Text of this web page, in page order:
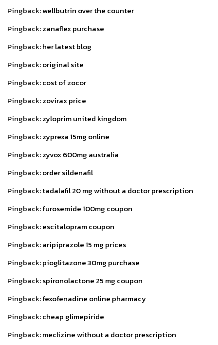
Pingback:wellbutrin over the counter
Pingback:zanaflex purchase
Pingback:her latest blog
Pingback:original site
Pingback:cost of zocor
Pingback:zovirax price
Pingback:zyloprim united kingdom
Pingback:zyprexa 15mg online
Pingback:zyvox 600mg australia
Pingback:order sildenafil
Pingback:tadalafil 20 mg without a doctor prescription
Pingback:furosemide 100mg coupon
Pingback:escitalopram coupon
Pingback:aripiprazole 15 mg prices
Pingback:pioglitazone 30mg purchase
Pingback:spironolactone 25 mg coupon
Pingback:fexofenadine online pharmacy
Pingback:cheap glimepiride
Pingback:meclizine without a doctor prescription